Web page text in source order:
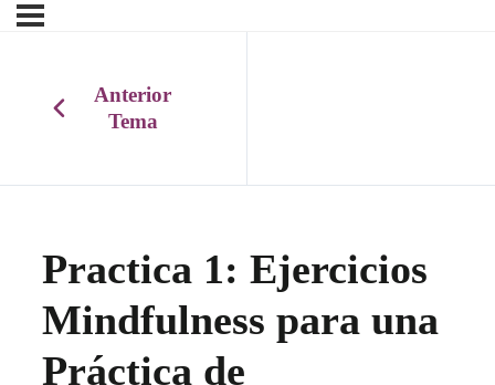
Anterior
Tema
Practica 1: Ejercicios
Mindfulness para una
Práctica de